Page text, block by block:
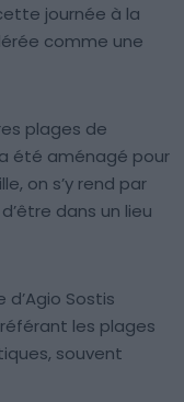
journée à la
comme une
plages de
été aménagé pour
on s’y rend par
dans un lieu
Sostis
les plages
souvent